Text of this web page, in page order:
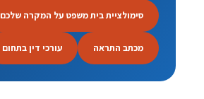
סימולציית בית משפט על המקרה שלכם
מכתב התראה עורכי דין בתחום